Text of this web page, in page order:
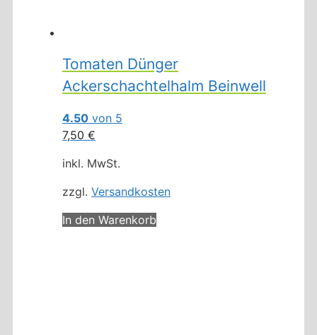
Tomaten Dünger
Ackerschachtelhalm Beinwell
4.50 von 5
7,50 €
inkl. MwSt.
zzgl. Versandkosten
In den Warenkorb